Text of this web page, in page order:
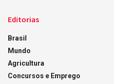
Editorias
Brasil
Mundo
Agricultura
Concursos e Emprego